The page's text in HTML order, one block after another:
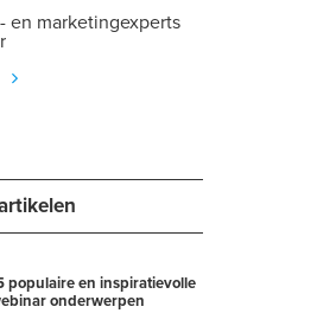
en marketingexperts
populaire en inspiratievolle
onderwerpen